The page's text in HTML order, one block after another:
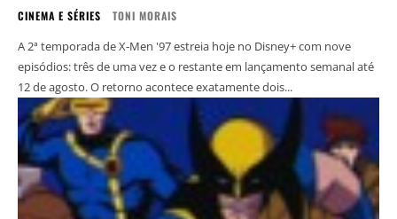
CINEMA E SÉRIES TONI MORAIS
A 2ª temporada de X-Men '97 estreia hoje no Disney+ com nove
episódios: três de uma vez e o restante em lançamento semanal até
12 de agosto. O retorno acontece exatamente dois...